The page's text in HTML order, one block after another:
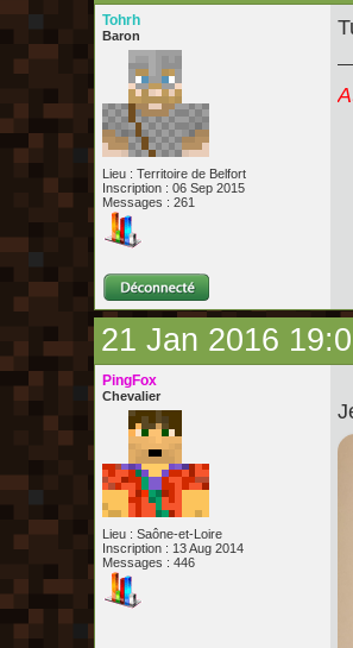
Tohrh
Baron
Lieu : Territoire de Belfort
Inscription : 06 Sep 2015
Messages : 261
21 Jan 2016
PingFox
Chevalier
Lieu : Saône-et-Loire
Inscription : 13 Aug 2014
Messages : 446